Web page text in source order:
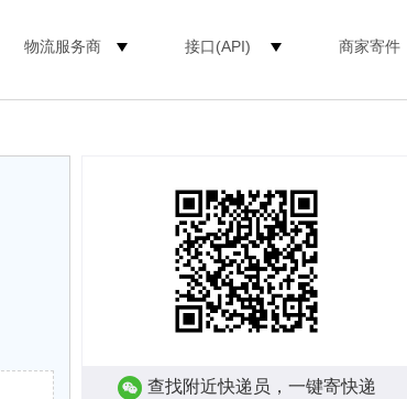
物流服务商 接口(API) 商家寄件
查找附近快递员，一键寄快递